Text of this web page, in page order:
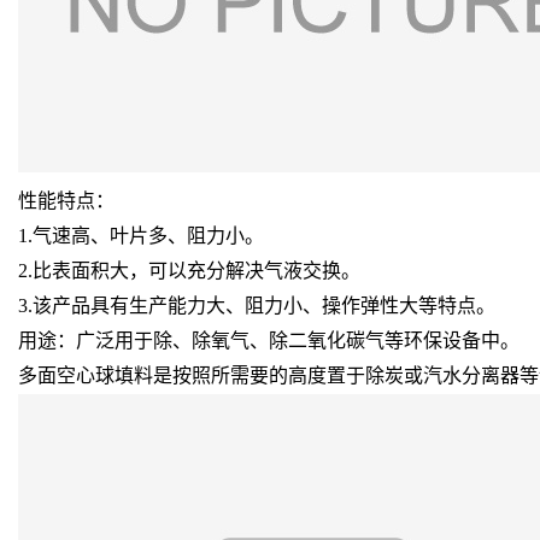
性能特点：
1.气速高、叶片多、阻力小。
2.比表面积大，可以充分解决气液交换。
3.该产品具有生产能力大、阻力小、操作弹性大等特点。
用途：广泛用于除、除氧气、除二氧化碳气等环保设备中。
多面空心球填料是按照所需要的高度置于除炭或汽水分离器